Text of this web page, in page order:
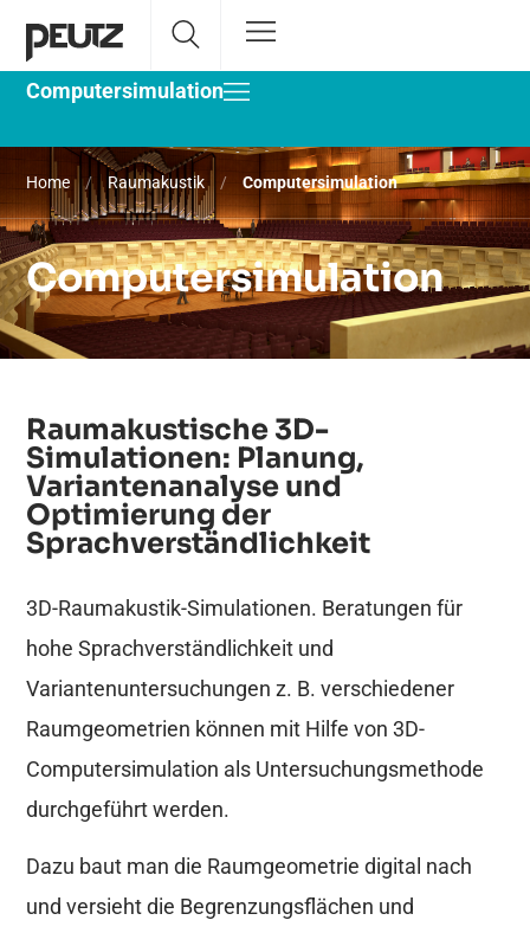
Computersimulation
Home / Raumakustik / Computersimulation
Computersimulation
Raumakustische 3D-
Simulationen: Planung,
Variantenanalyse und
Optimierung der
Sprachverständlichkeit
3D-Raumakustik-Simulationen. Beratungen für
hohe Sprachverständlichkeit und
Variantenuntersuchungen z. B. verschiedener
Raumgeometrien können mit Hilfe von 3D-
Computersimulation als Untersuchungsmethode
durchgeführt werden.
Dazu baut man die Raumgeometrie digital nach
und versieht die Begrenzungsflächen und